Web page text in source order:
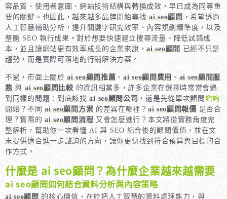
容品質、使用者意圖、網站技術結構與轉換成效，早已成為同等重
要的關鍵。也因此，越來越多品牌開始尋找 ai seo顧問，希望透過
人工智慧輔助分析，提升關鍵字研究效率、內容規劃精準度，以及
整體 SEO 執行成果。對於想要快速建立搜尋流量、降低試錯成
本，並且讓網站更有效率成長的企業來說，ai seo顧問已經不只是
趨勢，而是實際可落地的行銷解決方案。
不過，市面上關於ai seo顧問推薦 、ai seo顧問費用 、ai seo顧問服
務與 ai seo顧問比較的資訊相當多，許多企業在選擇時常常會遇
到同樣的問題：到底該找ai seo顧問公司 ，還是先從單次顧問 諮詢
開始？不同ai seo顧問方案 的差異在哪裡？ ai seo顧問報價是否合
理？實際的ai seo顧問流程 又會怎麼進行？本文將從實務角度完
整解析，幫助你一次看懂 AI 與 SEO 結合後的顧問價值，並在文
末提供適合進一步諮詢的方向，讓你更快找到符合預算與目標的合
作方式。
什麼是 ai seo顧問？為什麼企業越來越需要
ai seo顧問如何結合資料分析與內容策略
ai seo顧問的核心價值，在於把人工智慧的資料處理能力，與